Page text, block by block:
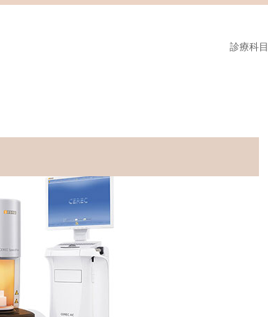
診療科目